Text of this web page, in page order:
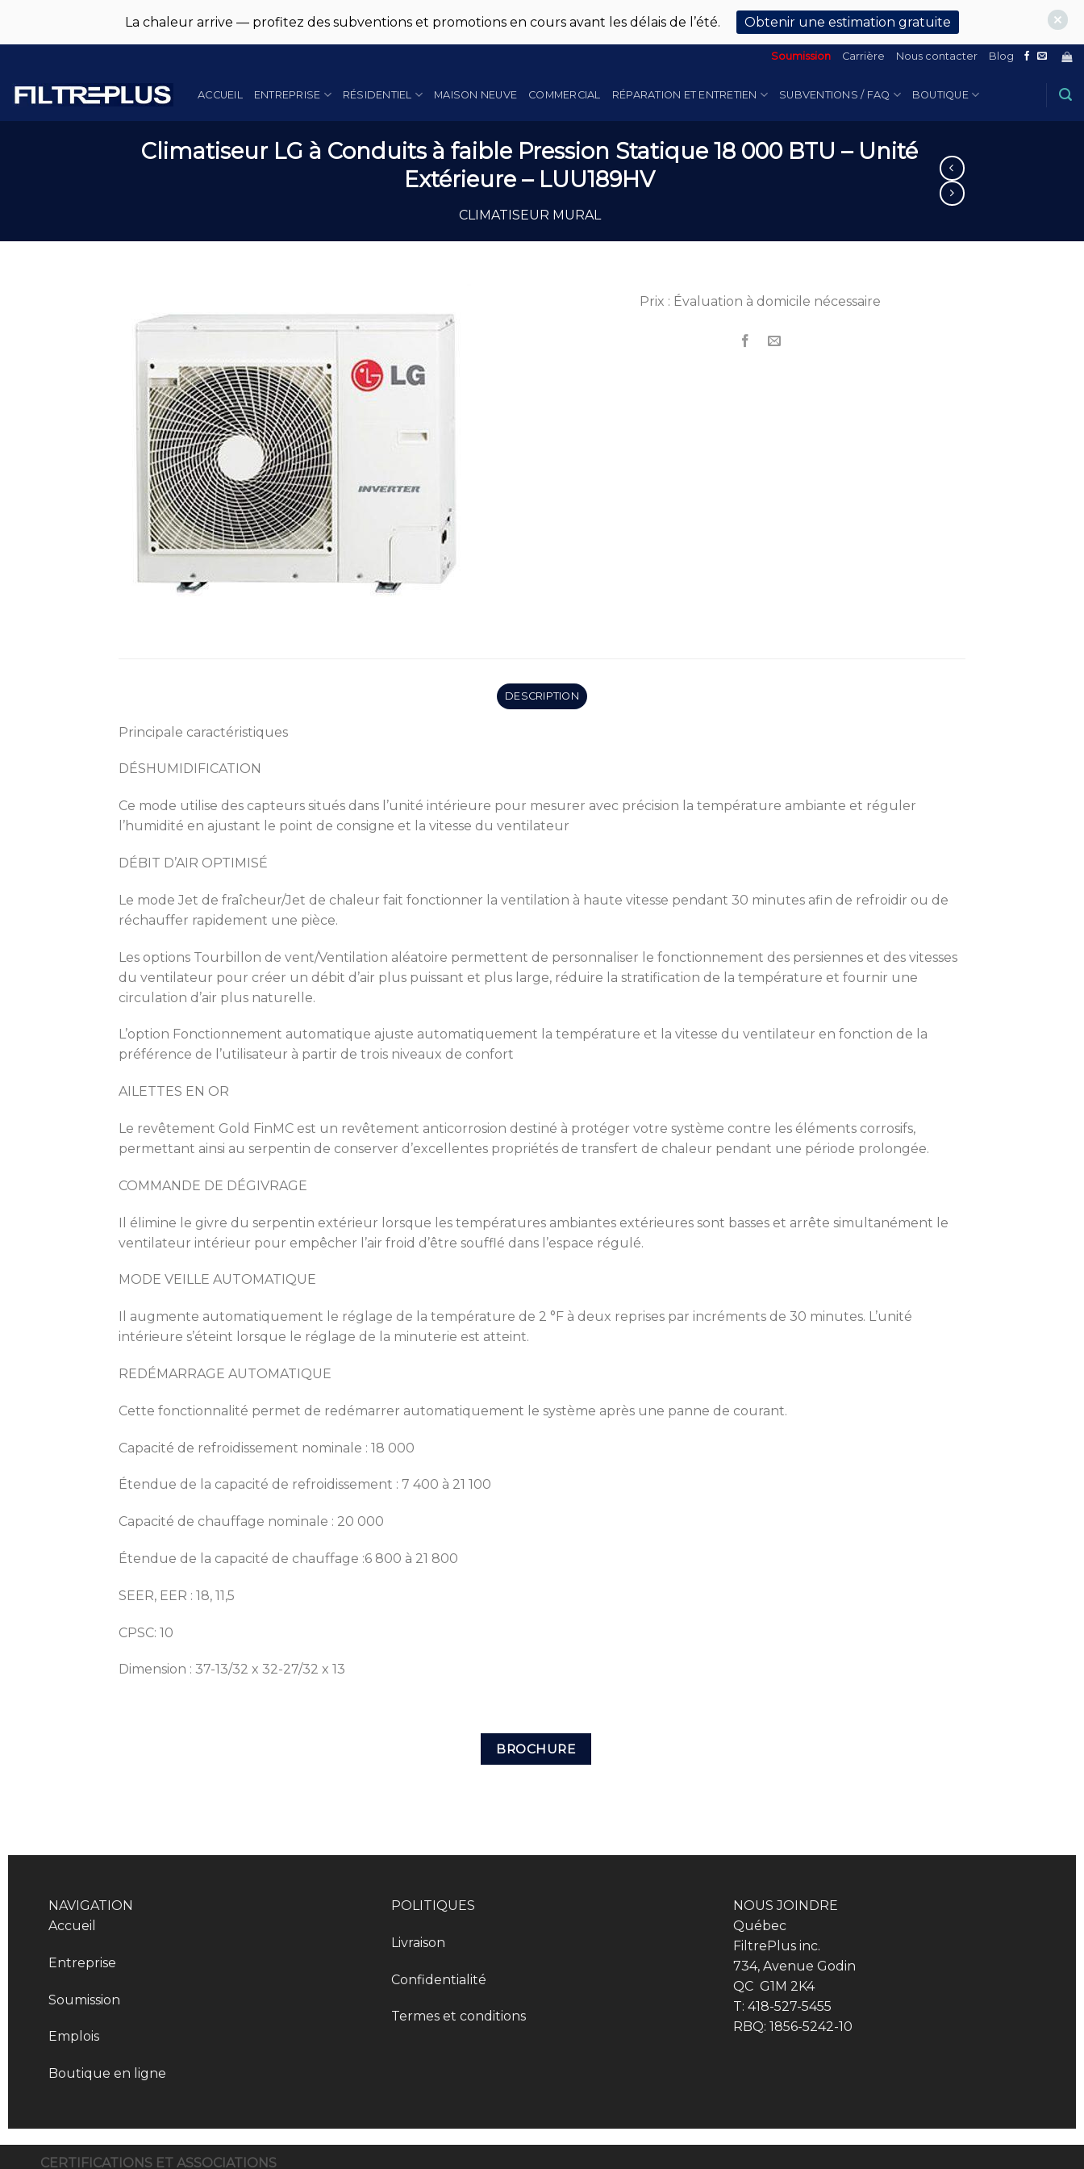
content
Soumission Carrière Nous contacter Blog
ACCUEIL ENTREPRISE RÉSIDENTIEL MAISON NEUVE COMMERCIAL RÉPARATION ET ENTRETIEN SUBVENTIONS / FAQ BOUTIQUE
Climatiseur LG à Conduits à faible Pression Statique 18 000 BTU – Unité
Extérieure – LUU189HV
CLIMATISEUR MURAL
Prix : Évaluation à domicile nécessaire
DESCRIPTION
Principale caractéristiques
DÉSHUMIDIFICATION
Ce mode utilise des capteurs situés dans l’unité intérieure pour mesurer avec précision la température ambiante et réguler
l’humidité en ajustant le point de consigne et la vitesse du ventilateur
DÉBIT D’AIR OPTIMISÉ
Le mode Jet de fraîcheur/Jet de chaleur fait fonctionner la ventilation à haute vitesse pendant 30 minutes afin de refroidir ou de
réchauffer rapidement une pièce.
Les options Tourbillon de vent/Ventilation aléatoire permettent de personnaliser le fonctionnement des persiennes et des vitesses
du ventilateur pour créer un débit d’air plus puissant et plus large, réduire la stratification de la température et fournir une
circulation d’air plus naturelle.
L’option Fonctionnement automatique ajuste automatiquement la température et la vitesse du ventilateur en fonction de la
préférence de l’utilisateur à partir de trois niveaux de confort
AILETTES EN OR
Le revêtement Gold FinMC est un revêtement anticorrosion destiné à protéger votre système contre les éléments corrosifs,
permettant ainsi au serpentin de conserver d’excellentes propriétés de transfert de chaleur pendant une période prolongée.
COMMANDE DE DÉGIVRAGE
Il élimine le givre du serpentin extérieur lorsque les températures ambiantes extérieures sont basses et arrête simultanément le
ventilateur intérieur pour empêcher l’air froid d’être soufflé dans l’espace régulé.
MODE VEILLE AUTOMATIQUE
Il augmente automatiquement le réglage de la température de 2 °F à deux reprises par incréments de 30 minutes. L’unité
intérieure s’éteint lorsque le réglage de la minuterie est atteint.
REDÉMARRAGE AUTOMATIQUE
Cette fonctionnalité permet de redémarrer automatiquement le système après une panne de courant.
Capacité de refroidissement nominale : 18 000
Étendue de la capacité de refroidissement : 7 400 à 21 100
Capacité de chauffage nominale : 20 000
Étendue de la capacité de chauffage :6 800 à 21 800
SEER, EER : 18, 11,5
CPSC: 10
Dimension : 37-13/32 x 32-27/32 x 13
BROCHURE
NAVIGATION
Accueil
Entreprise
Soumission
Emplois
Boutique en ligne
POLITIQUES
Livraison
Confidentialité
Termes et conditions
NOUS JOINDRE
Québec
FiltrePlus inc.
734, Avenue Godin
QC G1M 2K4
T: 418-527-5455
RBQ: 1856-5242-10
CERTIFICATIONS ET ASSOCIATIONS
La chaleur arrive — profitez des subventions et promotions en cours avant les délais de l’été. Obtenir une estimation gratuite